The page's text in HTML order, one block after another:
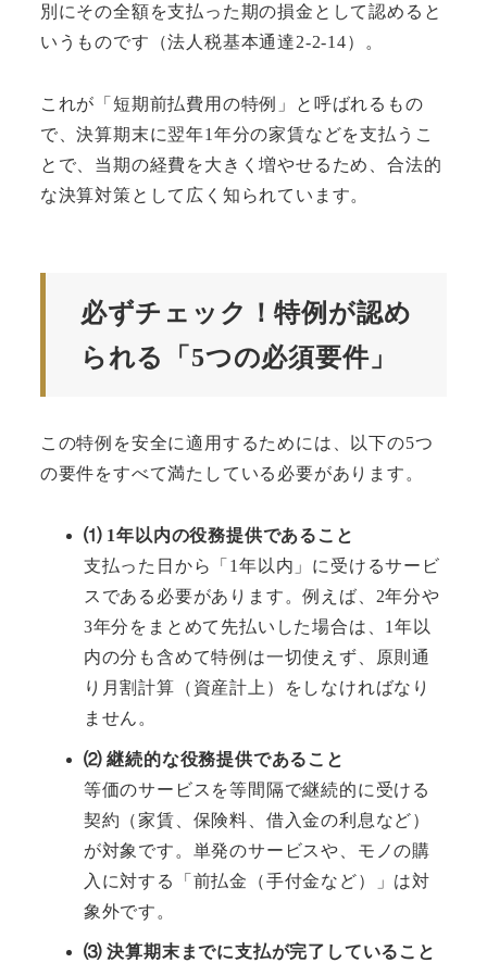
別にその全額を支払った期の損金として認めると
いうものです（法人税基本通達2-2-14）。
これが「短期前払費用の特例」と呼ばれるもの
で、決算期末に翌年1年分の家賃などを支払うこ
とで、当期の経費を大きく増やせるため、合法的
な決算対策として広く知られています。
必ずチェック！特例が認め
られる「5つの必須要件」
この特例を安全に適用するためには、以下の5つ
の要件をすべて満たしている必要があります。
⑴ 1年以内の役務提供であること
支払った日から「1年以内」に受けるサービ
スである必要があります。例えば、2年分や
3年分をまとめて先払いした場合は、1年以
内の分も含めて特例は一切使えず、原則通
り月割計算（資産計上）をしなければなり
ません。
⑵ 継続的な役務提供であること
等価のサービスを等間隔で継続的に受ける
契約（家賃、保険料、借入金の利息など）
が対象です。単発のサービスや、モノの購
入に対する「前払金（手付金など）」は対
象外です。
⑶ 決算期末までに支払が完了していること